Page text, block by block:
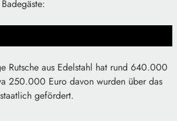
Rutsche aus Edelstahl hat rund 640.000
250.000 Euro davon wurden über das
gefördert.